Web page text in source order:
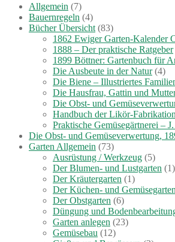
Allgemein (7)
Bauernregeln (4)
Bücher Übersicht (83)
1862 Ewiger Garten-Kalender
1888 – Der praktische Ratgeber
1899 Böttner: Gartenbuch für
Die Ausbeute in der Natur(4)
Die Biene – Illustriertes
Die Hausfrau, Gattin und
Die Obst- und
Handbuch der Likör-
Praktische Gemüsegärtnerei –
Die Obst- und Gemüseverwertung,
Garten Allgemein (73)
Ausrüstung / Werkzeug (5)
Der Blumen- und Lustgarten (1)
Der Kräutergarten (1)
Der Küchen- und Gemüsegarten
Der Obstgarten (6)
Düngung und
Garten anlegen (23)
Gemüsebau (12)